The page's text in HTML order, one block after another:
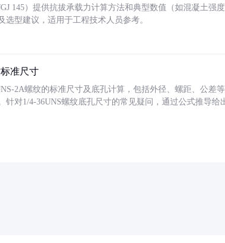
145）提供抗拔承载力计算方法和典型数值（如混凝土强
选型建议，适用于工程技术人员参考。
准尺寸
2A螺纹的标准尺寸及底孔计算，包括外径、螺距、公差
针对1/4-36UNS螺纹底孔尺寸的常见疑问，通过公式推导